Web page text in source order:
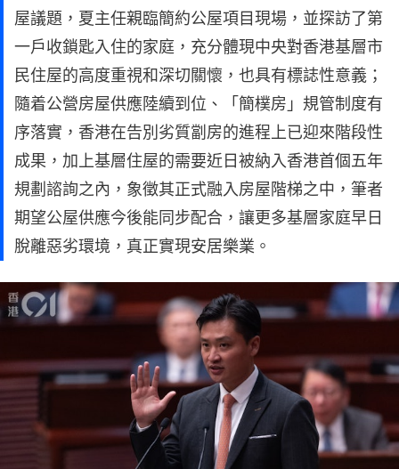
屋議題，夏主任親臨簡約公屋項目現場，並探訪了第
一戶收鎖匙入住的家庭，充分體現中央對香港基層市
民住屋的高度重視和深切關懷，也具有標誌性意義；
隨着公營房屋供應陸續到位、「簡樸房」規管制度有
序落實，香港在告別劣質劏房的進程上已迎來階段性
成果，加上基層住屋的需要近日被納入香港首個五年
規劃諮詢之內，象徵其正式融入房屋階梯之中，筆者
期望公屋供應今後能同步配合，讓更多基層家庭早日
脫離惡劣環境，真正實現安居樂業。